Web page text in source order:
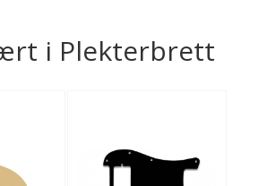
i Plekterbrett